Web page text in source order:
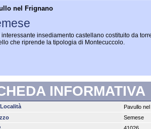
nel Frignano
interessante insediamento castellano costituito da
che riprende la tipologia di Montecuccolo.
INFORMATIVA
Pavullo
Semese